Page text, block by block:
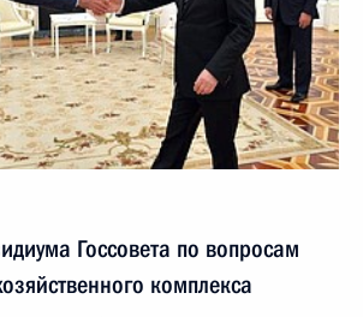
Госсовета по вопросам
комплекса